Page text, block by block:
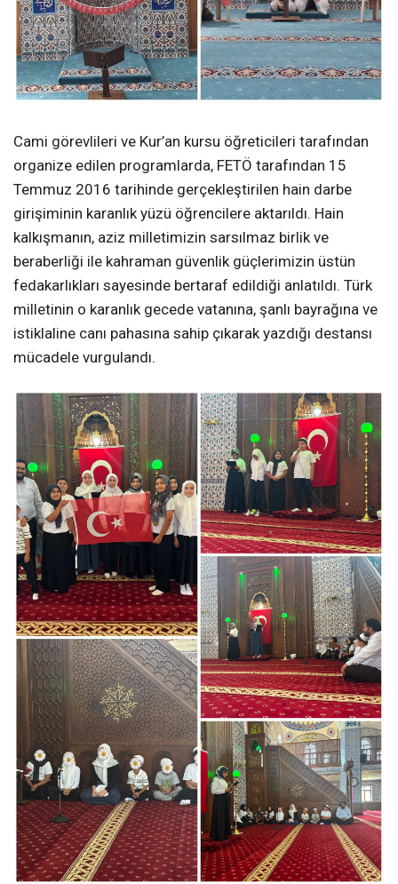
Cami görevlileri ve Kur’an kursu öğreticileri tarafından
organize edilen programlarda, FETÖ tarafından 15
Temmuz 2016 tarihinde gerçekleştirilen hain darbe
girişiminin karanlık yüzü öğrencilere aktarıldı. Hain
kalkışmanın, aziz milletimizin sarsılmaz birlik ve
beraberliği ile kahraman güvenlik güçlerimizin üstün
fedakarlıkları sayesinde bertaraf edildiği anlatıldı. Türk
milletinin o karanlık gecede vatanına, şanlı bayrağına ve
istiklaline canı pahasına sahip çıkarak yazdığı destansı
mücadele vurgulandı.